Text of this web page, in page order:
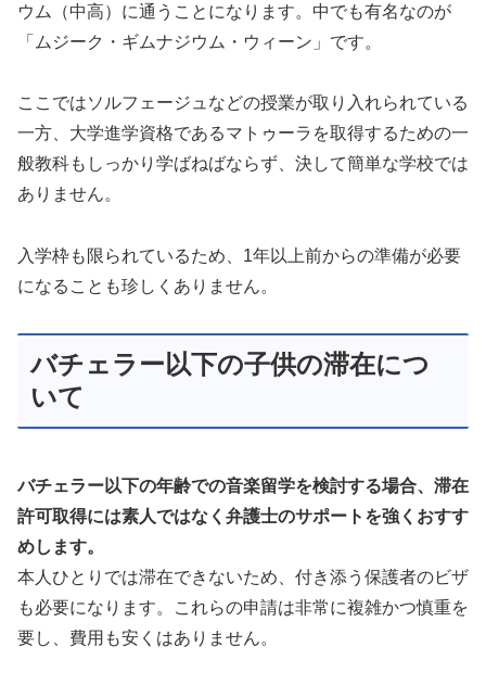
ウム（中高）に通うことになります。中でも有名なのが
「ムジーク・ギムナジウム・ウィーン」です。
ここではソルフェージュなどの授業が取り入れられている
一方、大学進学資格であるマトゥーラを取得するための一
般教科もしっかり学ばねばならず、決して簡単な学校では
ありません。
入学枠も限られているため、1年以上前からの準備が必要
になることも珍しくありません。
バチェラー以下の子供の滞在につ
いて
バチェラー以下の年齢での音楽留学を検討する場合、滞在
許可取得には素人ではなく弁護士のサポートを強くおすす
めします。
本人ひとりでは滞在できないため、付き添う保護者のビザ
も必要になります。これらの申請は非常に複雑かつ慎重を
要し、費用も安くはありません。